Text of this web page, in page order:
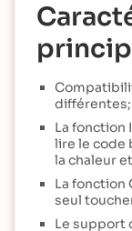
différentes;
La fonction
lire le code
la chaleur
La fonction
seul
Le support